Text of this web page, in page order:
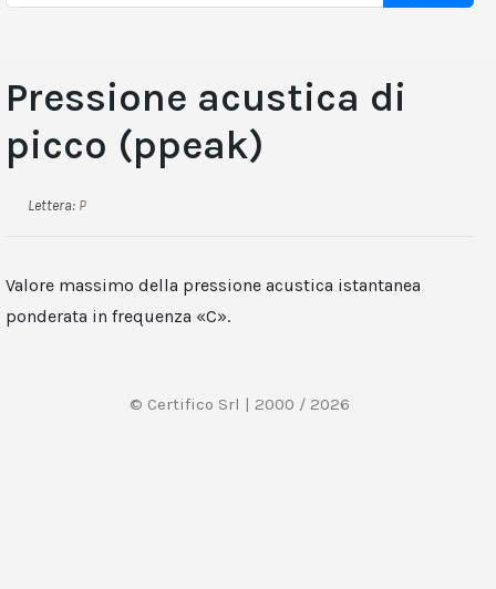
Pressione acustica di
picco (ppeak)
Lettera: P
Valore massimo della pressione acustica istantanea
ponderata in frequenza «C».
© Certifico Srl | 2000 / 2026